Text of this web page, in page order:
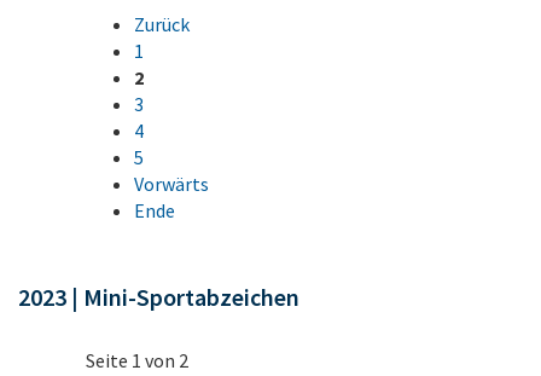
Zurück
1
2
3
4
5
Vorwärts
Ende
2023 | Mini-Sportabzeichen
Seite 1 von 2